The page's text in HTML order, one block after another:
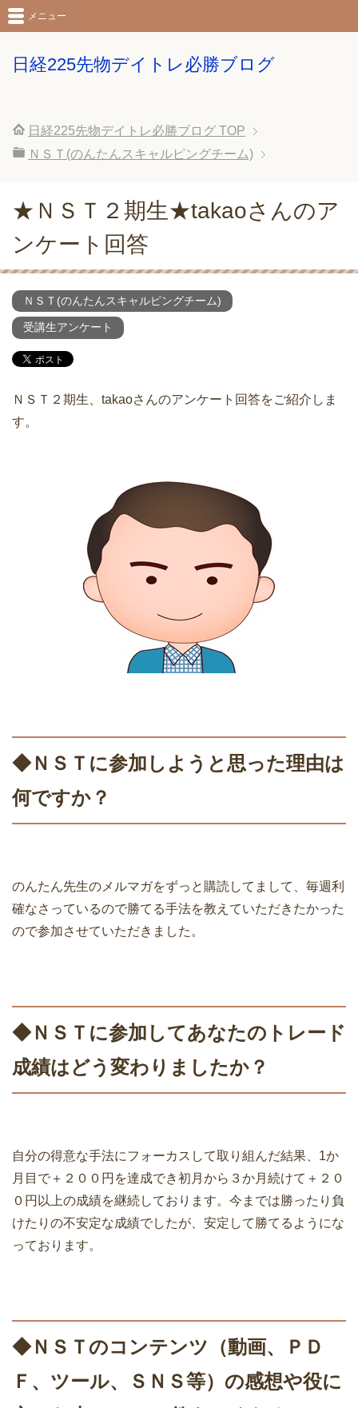
日経225先物デイトレ必勝ブログ
メニュー
日経225先物デイトレ必勝ブログ TOP
ＮＳＴ(のんたんスキャルピングチーム)
★ＮＳＴ２期生★takaoさんのア
ンケート回答
ＮＳＴ(のんたんスキャルピングチーム)
受講生アンケート
ＮＳＴ２期生、takaoさんのアンケート回答をご紹介しま
す。
◆ＮＳＴに参加しようと思った理由は
何ですか？
のんたん先生のメルマガをずっと購読してまして、毎週利
確なさっているので勝てる手法を教えていただきたかった
ので参加させていただきました。
◆ＮＳＴに参加してあなたのトレード
成績はどう変わりましたか？
自分の得意な手法にフォーカスして取り組んだ結果、1か
月目で＋２００円を達成でき初月から３か月続けて＋２０
０円以上の成績を継続しております。今までは勝ったり負
けたりの不安定な成績でしたが、安定して勝てるようにな
っております。
◆ＮＳＴのコンテンツ（動画、ＰＤ
Ｆ、ツール、ＳＮＳ等）の感想や役に